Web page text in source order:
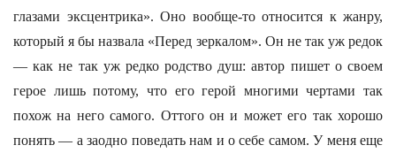
глазами эксцентрика». Оно вообще-то относится к жанру,
который я бы назвала «Перед зеркалом». Он не так уж редок
— как не так уж редко родство душ: автор пишет о своем
герое лишь потому, что его герой многими чертами так
похож на него самого. Оттого он и может его так хорошо
понять — а заодно поведать нам и о себе самом. У меня еще